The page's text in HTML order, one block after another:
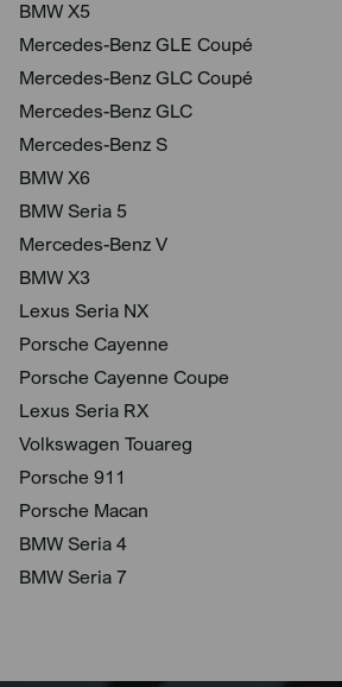
BMW X5
Mercedes-Benz GLE Coupé
Mercedes-Benz GLC Coupé
Mercedes-Benz GLC
Mercedes-Benz S
BMW X6
BMW Seria 5
Mercedes-Benz V
BMW X3
Lexus Seria NX
Porsche Cayenne
Porsche Cayenne Coupe
Lexus Seria RX
Volkswagen Touareg
Porsche 911
Porsche Macan
BMW Seria 4
BMW Seria 7